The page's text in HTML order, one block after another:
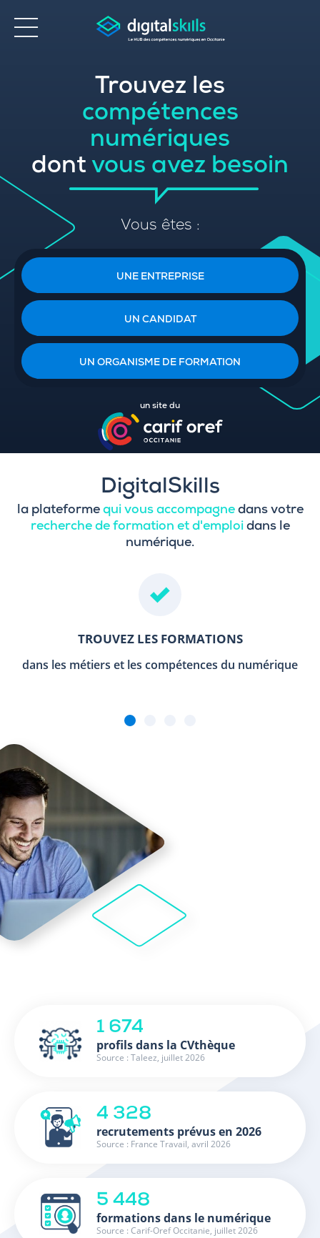
Trouvez les
compétences
numériques
dont vous avez besoin
Vous êtes :
UNE ENTREPRISE
UN CANDIDAT
UN ORGANISME DE FORMATION
un site du
DigitalSkills
la plateforme qui vous accompagnedans votre
recherche de formation et d'emploi dans le
numérique.
TROUVEZ LES FORMATIONS
dans les métiers et les compétences du numérique
1 674
profils dans la CVthèque
Source : Taleez, juillet 2026
4 328
recrutements prévus en 2026
Source : France Travail, avril 2026
5 448
formations dans le numérique
Source : Carif-Oref Occitanie, juillet 2026